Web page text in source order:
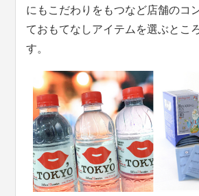
にもこだわりをもつなど店舗のコ
ておもてなしアイテムを選ぶとこ
す。